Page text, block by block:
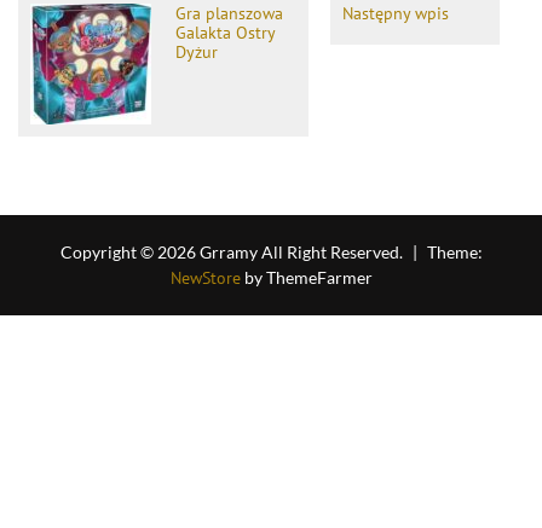
Gra planszowa
Galakta Ostry
Dyżur
Następny wpis
Copyright © 2026 Grramy All Right Reserved. | Theme:
NewStoreby ThemeFarmer